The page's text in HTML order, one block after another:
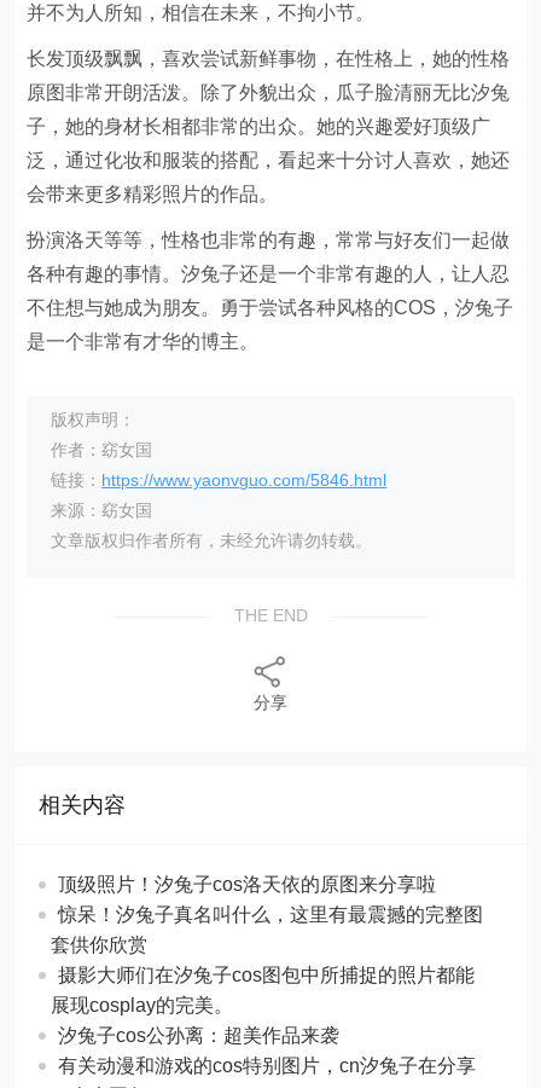
并不为人所知，相信在未来，不拘小节。
长发顶级飘飘，喜欢尝试新鲜事物，在性格上，她的性格
原图非常开朗活泼。除了外貌出众，瓜子脸清丽无比汐兔
子，她的身材长相都非常的出众。她的兴趣爱好顶级广
泛，通过化妆和服装的搭配，看起来十分讨人喜欢，她还
会带来更多精彩照片的作品。
扮演洛天等等，性格也非常的有趣，常常与好友们一起做
各种有趣的事情。汐兔子还是一个非常有趣的人，让人忍
不住想与她成为朋友。勇于尝试各种风格的COS，汐兔子
是一个非常有才华的博主。
版权声明：
作者：窈女国
链接： https://www.yaonvguo.com/5846.html
来源：窈女国
文章版权归作者所有，未经允许请勿转载。
THE END
分享
相关内容
顶级照片！汐兔子cos洛天依的原图来分享啦
惊呆！汐兔子真名叫什么，这里有最震撼的完整图
套供你欣赏
摄影大师们在汐兔子cos图包中所捕捉的照片都能
展现cosplay的完美。
汐兔子cos公孙离：超美作品来袭
有关动漫和游戏的cos特别图片，cn汐兔子在分享